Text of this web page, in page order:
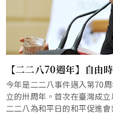
【二二八70週年】自由
今年是二二八事件邁入第70
立的卅周年。首次在臺灣成
二二八為和平日的和平促進